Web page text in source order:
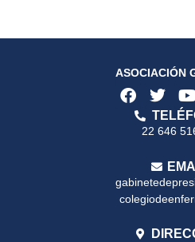
ASOCIACIÓN
22 646